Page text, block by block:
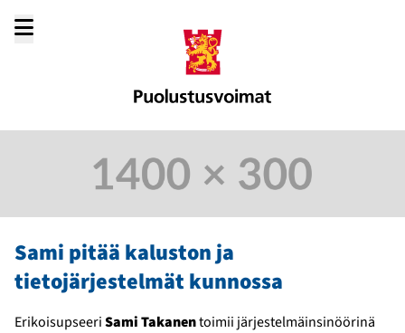
sisältöön
Sami pitää kaluston ja
tietojärjestelmät kunnossa
ErikoisupseeriSami Takanentoimii järjestelmäinsinöörinä